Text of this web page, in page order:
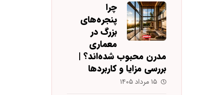
چرا
پنجره‌های
بزرگ در
معماری
مدرن محبوب شده‌اند؟ |
بررسی مزایا و کاربردها
۱۵ مرداد ۱۴۰۵